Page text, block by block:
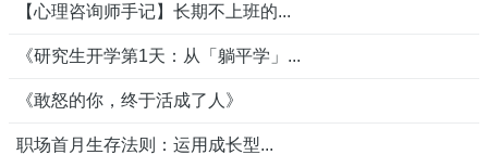
【心理咨询师手记】长期不上班的...
《研究生开学第1天：从「躺平学」...
《敢怒的你，终于活成了人》
职场首月生存法则：运用成长型...